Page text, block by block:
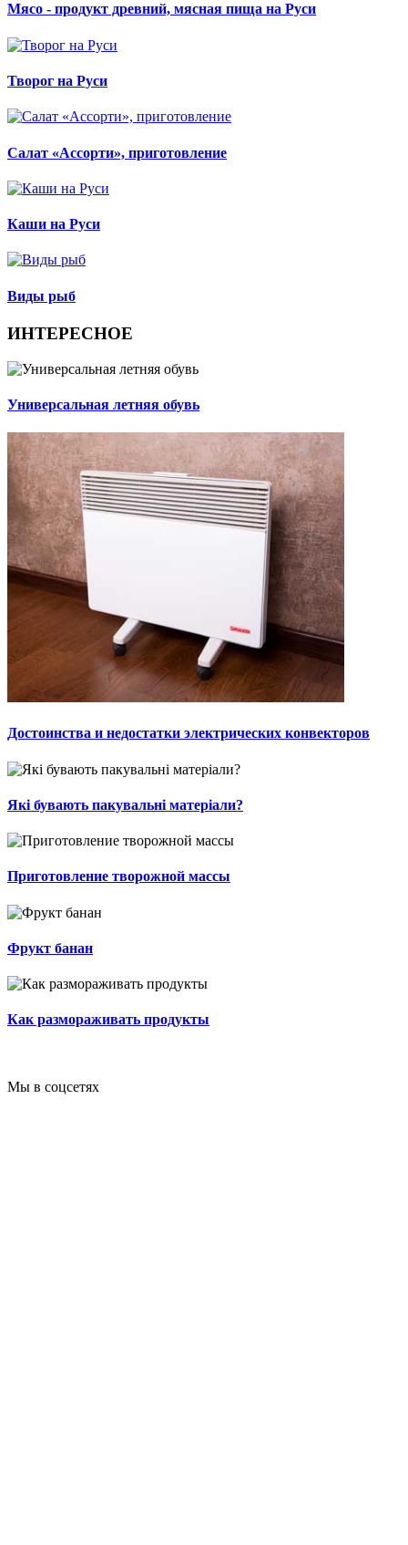
Мясо - продукт древний, мясная пища на Руси
Творог на Руси
Салат «Ассорти», приготовление
Каши на Руси
Виды рыб
ИНТЕРЕСНОЕ
Универсальная летняя обувь
Достоинства и недостатки электрических конвекторов
Які бувають пакувальні матеріали?
Приготовление творожной массы
Фрукт банан
Как размораживать продукты
Мы в соцсетях